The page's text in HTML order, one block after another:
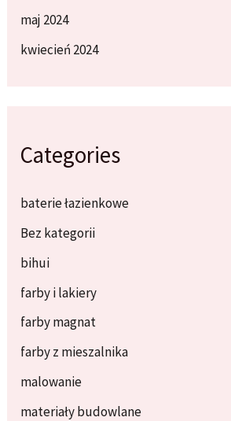
maj 2024
kwiecień 2024
Categories
baterie łazienkowe
Bez kategorii
bihui
farby i lakiery
farby magnat
farby z mieszalnika
malowanie
materiały budowlane